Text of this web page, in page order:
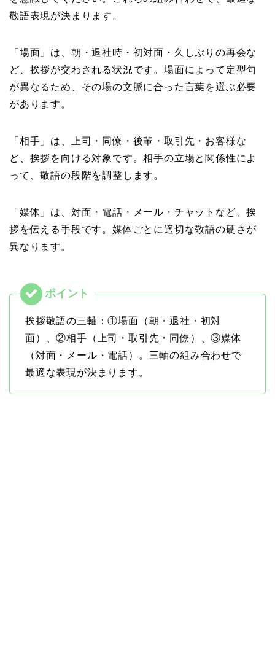
敬語表現が決まります。
「場面」は、朝・退社時・初対面・久しぶりの再会な
ど、挨拶が交わされる状況です。場面によって定型句
が異なるため、その場の文脈に合った言葉を選ぶ必要
があります。
「相手」は、上司・同僚・後輩・取引先・お客様な
ど、挨拶を向ける対象です。相手の立場と関係性によ
って、敬語の段階を調整します。
「媒体」は、対面・電話・メール・チャットなど、挨
拶を伝える手段です。媒体ごとに適切な敬語の硬さが
異なります。
挨拶敬語の三軸：①場面（朝・退社・初対
面）、②相手（上司・取引先・同僚）、③媒体
（対面・メール・電話）。三軸の組み合わせで
最適な表現が決まります。